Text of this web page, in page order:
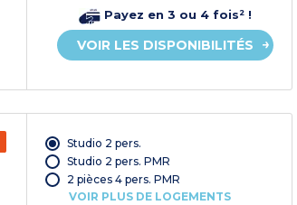
Payez en 3 ou 4 fois² !
VOIR LES DISPONIBILITÉS
Studio 2 pers.
Studio 2 pers. PMR
2 pièces 4 pers. PMR
VOIR PLUS DE LOGEMENTS